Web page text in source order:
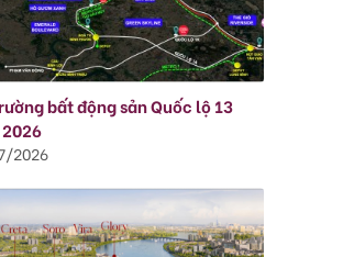
bất động sản Quốc lộ 13
2026